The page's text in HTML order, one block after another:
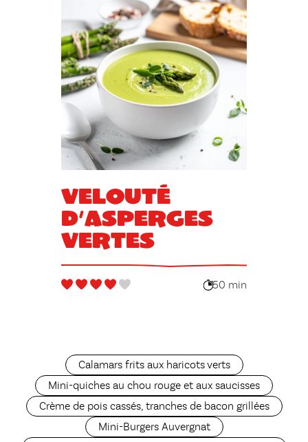
Velouté
d’asperges
vertes
50 min
Calamars frits aux haricots verts
Mini-quiches au chou rouge et aux saucisses
Crème de pois cassés, tranches de bacon grillées
Mini-Burgers Auvergnat